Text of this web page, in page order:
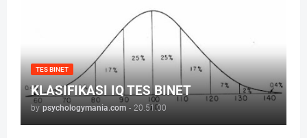
TES BINET
KLASIFIKASI IQ TES BINET
by psychologymania.com - 20.51.00